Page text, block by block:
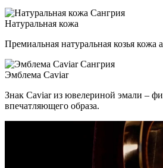
Натуральная кожа
Премиальная натуральная козья кожа
Эмблема Caviar
Знак Caviar из ювелериной эмали –
впечатляющего образа.